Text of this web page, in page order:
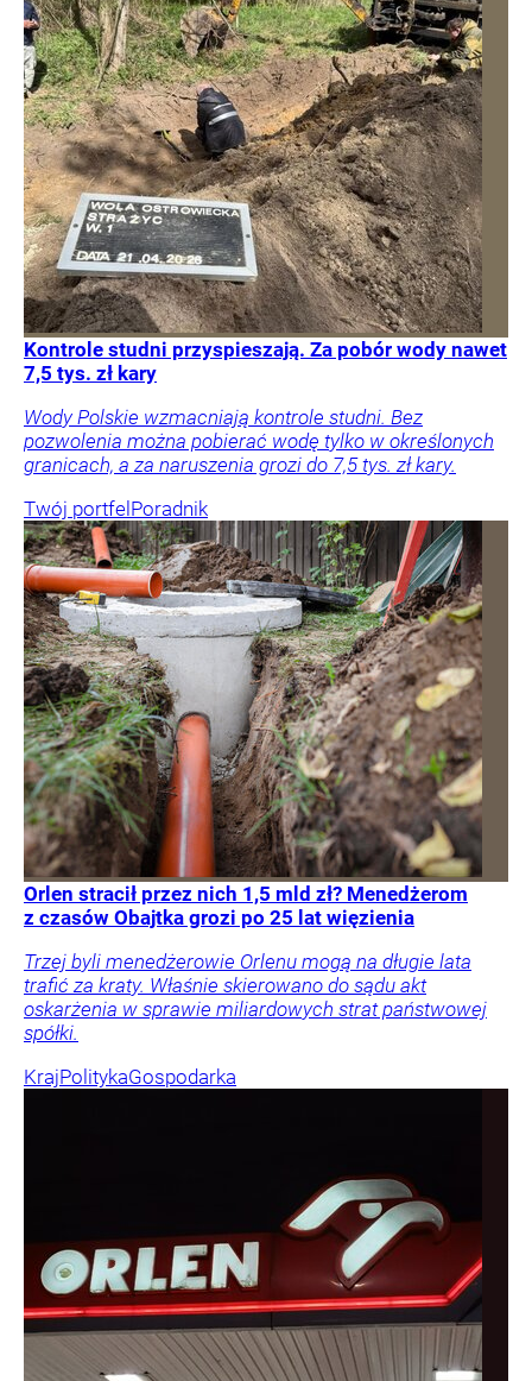
Kontrole studni przyspieszają. Za pobór wody nawet
7,5 tys. zł kary
Wody Polskie wzmacniają kontrole studni. Bez
pozwolenia można pobierać wodę tylko w określonych
granicach, a za naruszenia grozi do 7,5 tys. zł kary.
Twój portfel Poradnik
Orlen stracił przez nich 1,5 mld zł? Menedżerom
z czasów Obajtka grozi po 25 lat więzienia
Trzej byli menedżerowie Orlenu mogą na długie lata
trafić za kraty. Właśnie skierowano do sądu akt
oskarżenia w sprawie miliardowych strat państwowej
spółki.
KrajPolitykaGospodarka